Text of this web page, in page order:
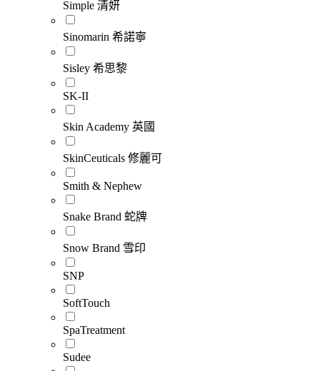
Simple 清妍
Sinomarin 希諾寧
Sisley 希思黎
SK-II
Skin Academy 英國
SkinCeuticals 修麗可
Smith & Nephew
Snake Brand 蛇牌
Snow Brand 雪印
SNP
SoftTouch
SpaTreatment
Sudee